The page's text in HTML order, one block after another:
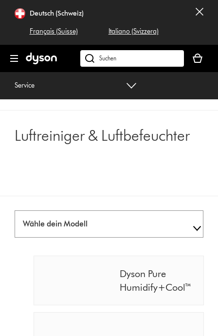
überspringenDeutsch (Schweiz)
Français (Suisse) Italiano (Svizzera)
Dyson.ch
durchsuchen
ist
Service
Luftreiniger & Luftbefeuchter
Dyson Pure
Humidify+Cool™